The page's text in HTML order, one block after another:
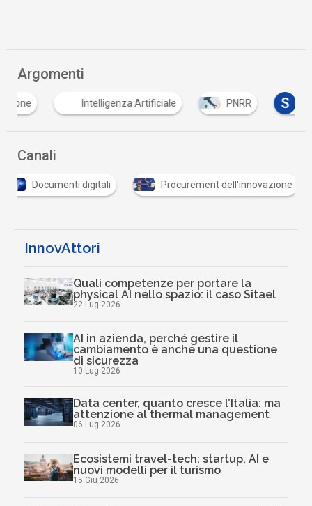
Argomenti
D
dematerializzazione Intelligenza Artificiale
Canali
Documenti digitali Procurement dell'innovazione
InnovAttori
Quali competenze per portare la
physical AI nello spazio: il caso Sitael
22 Lug 2026
AI in azienda, perché gestire il
cambiamento è anche una questione
di sicurezza
10 Lug 2026
Data center, quanto cresce l’Italia: ma
attenzione al thermal management
06 Lug 2026
Ecosistemi travel-tech: startup, AI e
nuovi modelli per il turismo
15 Giu 2026